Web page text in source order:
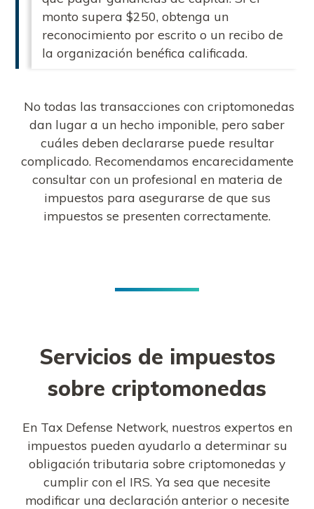
monto supera $250, obtenga un
reconocimiento por escrito o un recibo de
la organización benéfica calificada.
No todas las transacciones con criptomonedas
dan lugar a un hecho imponible, pero saber
cuáles deben declararse puede resultar
complicado. Recomendamos encarecidamente
consultar con un profesional en materia de
impuestos para asegurarse de que sus
impuestos se presenten correctamente.
Servicios de impuestos
sobre criptomonedas
En Tax Defense Network, nuestros expertos en
impuestos pueden ayudarlo a determinar su
obligación tributaria sobre criptomonedas y
cumplir con el IRS. Ya sea que necesite
modificar una declaración anterior o necesite